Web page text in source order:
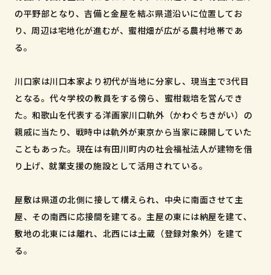
の平野部となり、吉備と金屋を結ぶ県道沿いに位置してお
り、周辺は宅地化が進むが、蜜柑畑が広がる農村地帯であ
る。
川口家は川口本家より初代が当地に分家し、現当主で3代目
となる。代々学校の教員をする傍ら、蜜柑栽培を営んでき
た。和歌山を代表する洋画家川口軌外（かわぐちきがい）の
親戚に当たり、戦時中は軌外が東京から当家に疎開していた
こともあった。現在は有田川町内の社会福祉法人が建物を借
り上げ、就業支援の施設として活用されている。
屋敷は県道の北側に接して構えられ、中央に南面させて主
屋、その南西に応接間を建てる。主屋の東には納屋を建て、
敷地の北東には離れ、北西には土蔵（登録対象外）を建て
る。